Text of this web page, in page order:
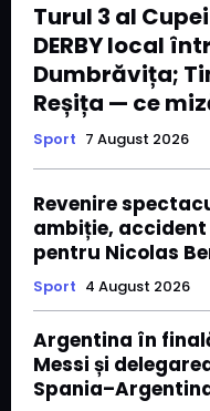
Turul 3 al
DERBY local
Dumbrăvița;
Reșița — ce
Sport 7 August 2026
Revenire
ambiție,
pentru Nicolas
Sport 4 August 2026
Argentina în
Messi și